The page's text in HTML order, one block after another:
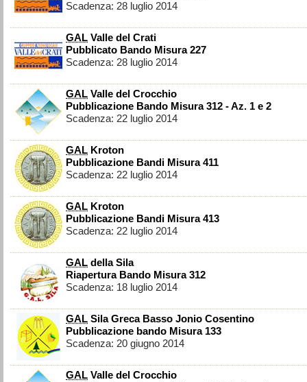
Scadenza: 28 luglio 2014
GAL Valle del Crati
Pubblicato Bando Misura 227
Scadenza: 28 luglio 2014
GAL Valle del Crocchio
Pubblicazione Bando Misura 312 - Az. 1 e 2
Scadenza: 22 luglio 2014
GAL Kroton
Pubblicazione Bandi Misura 411
Scadenza: 22 luglio 2014
GAL Kroton
Pubblicazione Bandi Misura 413
Scadenza: 22 luglio 2014
GAL della Sila
Riapertura Bando Misura 312
Scadenza: 18 luglio 2014
GAL Sila Greca Basso Jonio Cosentino
Pubblicazione bando Misura 133
Scadenza: 20 giugno 2014
GAL Valle del Crocchio